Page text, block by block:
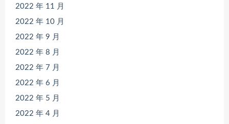
2022 年 11 月
2022 年 10 月
2022 年 9 月
2022 年 8 月
2022 年 7 月
2022 年 6 月
2022 年 5 月
2022 年 4 月